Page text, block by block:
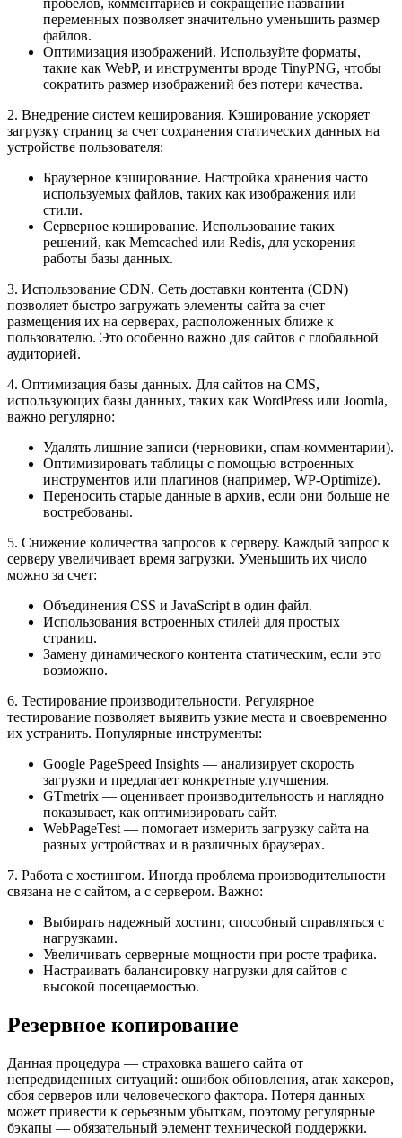
пробелов, комментариев и сокращение названий
переменных позволяет значительно уменьшить размер
файлов.
Оптимизация изображений. Используйте форматы,
такие как WebP, и инструменты вроде TinyPNG, чтобы
сократить размер изображений без потери качества.
2. Внедрение систем кеширования. Кэширование ускоряет
загрузку страниц за счет сохранения статических данных на
устройстве пользователя:
Браузерное кэширование. Настройка хранения часто
используемых файлов, таких как изображения или
стили.
Серверное кэширование. Использование таких
решений, как Memcached или Redis, для ускорения
работы базы данных.
3. Использование CDN. Сеть доставки контента (CDN)
позволяет быстро загружать элементы сайта за счет
размещения их на серверах, расположенных ближе к
пользователю. Это особенно важно для сайтов с глобальной
аудиторией.
4. Оптимизация базы данных. Для сайтов на CMS,
использующих базы данных, таких как WordPress или Joomla,
важно регулярно:
Удалять лишние записи (черновики, спам-комментарии).
Оптимизировать таблицы с помощью встроенных
инструментов или плагинов (например, WP-Optimize).
Переносить старые данные в архив, если они больше не
востребованы.
5. Снижение количества запросов к серверу. Каждый запрос к
серверу увеличивает время загрузки. Уменьшить их число
можно за счет:
Объединения CSS и JavaScript в один файл.
Использования встроенных стилей для простых
страниц.
Замену динамического контента статическим, если это
возможно.
6. Тестирование производительности. Регулярное
тестирование позволяет выявить узкие места и своевременно
их устранить. Популярные инструменты:
Google PageSpeed Insights — анализирует скорость
загрузки и предлагает конкретные улучшения.
GTmetrix — оценивает производительность и наглядно
показывает, как оптимизировать сайт.
WebPageTest — помогает измерить загрузку сайта на
разных устройствах и в различных браузерах.
7. Работа с хостингом. Иногда проблема производительности
связана не с сайтом, а с сервером. Важно:
Выбирать надежный хостинг, способный справляться с
нагрузками.
Увеличивать серверные мощности при росте трафика.
Настраивать балансировку нагрузки для сайтов с
высокой посещаемостью.
Резервное копирование
Данная процедура — страховка вашего сайта от
непредвиденных ситуаций: ошибок обновления, атак хакеров,
сбоя серверов или человеческого фактора. Потеря данных
может привести к серьезным убыткам, поэтому регулярные
бэкапы — обязательный элемент технической поддержки.